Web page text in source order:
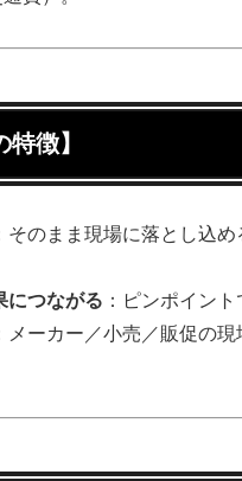
特徴】
そのまま現場に落とし込
につながる ：ピンポイン
メーカー／小売／販促の現